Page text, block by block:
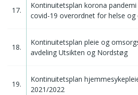
17.
Kontinuitetsplan korona
covid-19 overordnet for helse
18.
Kontinuitetsplan pleie og
avdeling Utsikten og Nordstøg
19.
Kontinuitetsplan
2021/2022